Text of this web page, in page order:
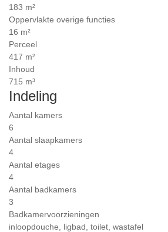
183 m²
Oppervlakte overige functies
16 m²
Perceel
417 m²
Inhoud
715 m³
Indeling
Aantal kamers
6
Aantal slaapkamers
4
Aantal etages
4
Aantal badkamers
3
Badkamervoorzieningen
inloopdouche, ligbad, toilet, wastafel